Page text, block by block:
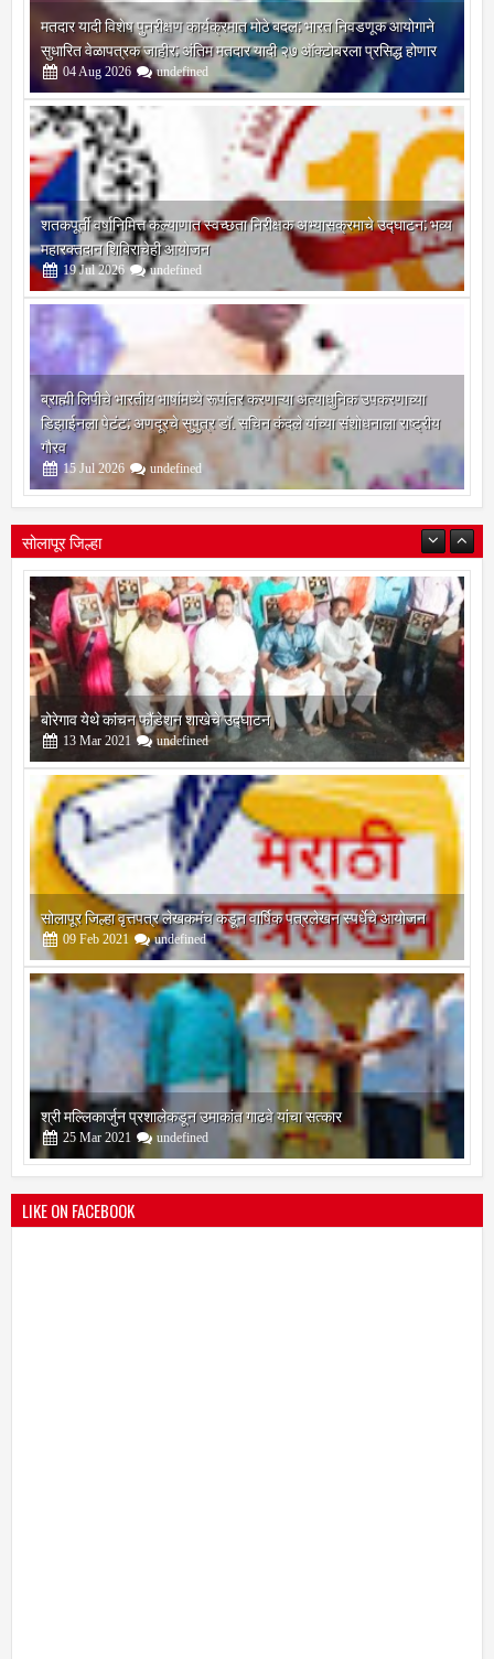
मतदार यादी विशेष पुनरीक्षण कार्यक्रमात मोठे बदल; भारत निवडणूक आयोगाने
सुधारित वेळापत्रक जाहीर; अंतिम मतदार यादी २७ ऑक्टोबरला प्रसिद्ध होणार
04Aug 2026 undefined
शतकपूर्ती वर्षानिमित्त कल्याणात स्वच्छता निरीक्षक अभ्यासक्रमाचे उद्घाटन; भव्य
महारक्तदान शिबिराचेही आयोजन
19 Jul 2026 undefined
ब्राह्मी लिपीचे भारतीय भाषांमध्ये रूपांतर करणाऱ्या अत्याधुनिक उपकरणाच्या
डिझाईनला पेटंट; अणदूरचे सुपुत्र डॉ. सचिन कंदले यांच्या संशोधनाला राष्ट्रीय
गौरव
15 Jul 2026 undefined
सोलापूर जिल्हा
बोरेगाव येथे कांचन फौंडेशन शाखेचे उद्घाटन
13 Mar 2021 undefined
सोलापूर जिल्हा वृत्तपत्र लेखकमंच कडून वार्षिक पत्रलेखन स्पर्धेचे आयोजन
09 Feb 2021 undefined
श्री मल्लिकार्जुन प्रशालेकडून उमाकांत गाढवे यांचा सत्कार
25 Mar 2021 undefined
LIKE ON FACEBOOK